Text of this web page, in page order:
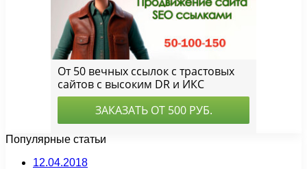
Популярные статьи
12.04.2018